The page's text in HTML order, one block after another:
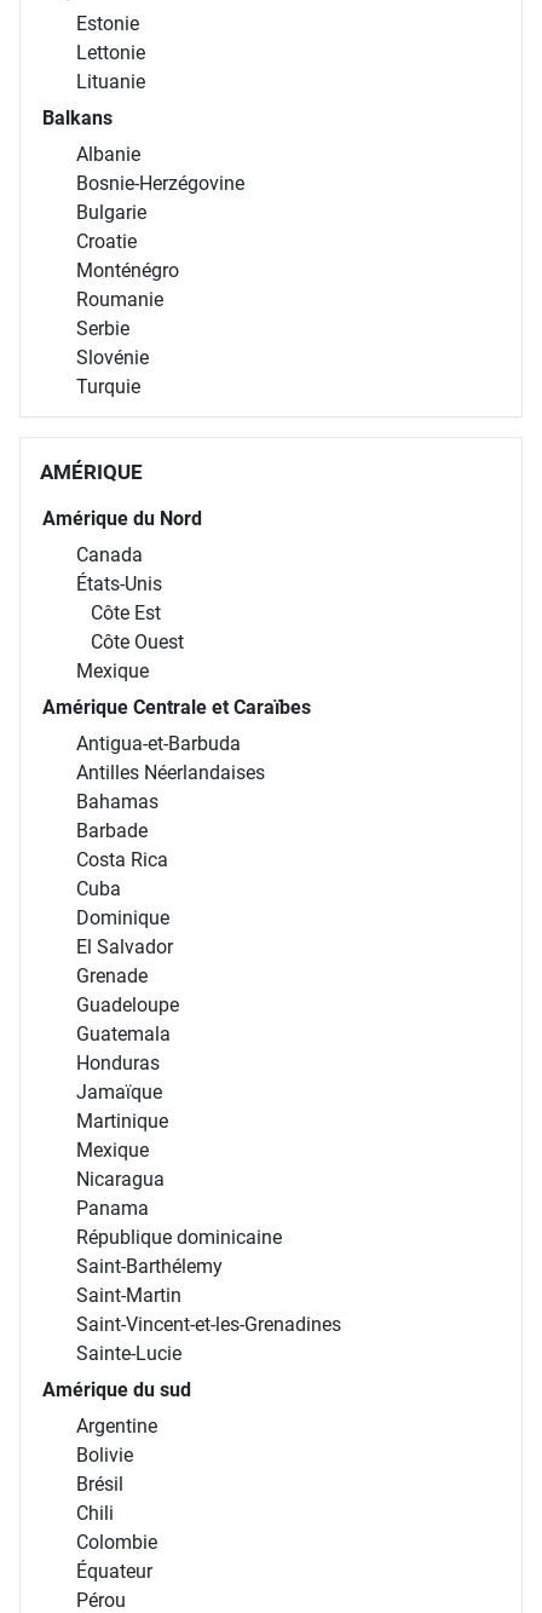
Estonie
Lettonie
Lituanie
Balkans
Albanie
Bosnie-Herzégovine
Bulgarie
Croatie
Monténégro
Roumanie
Serbie
Slovénie
Turquie
AMÉRIQUE
Amérique du Nord
Canada
États-Unis
Côte Est
Côte Ouest
Mexique
Amérique Centrale et Caraïbes
Antigua-et-Barbuda
Antilles Néerlandaises
Bahamas
Barbade
Costa Rica
Cuba
Dominique
El Salvador
Grenade
Guadeloupe
Guatemala
Honduras
Jamaïque
Martinique
Mexique
Nicaragua
Panama
République dominicaine
Saint-Barthélemy
Saint-Martin
Saint-Vincent-et-les-Grenadines
Sainte-Lucie
Amérique du sud
Argentine
Bolivie
Brésil
Chili
Colombie
Équateur
Pérou